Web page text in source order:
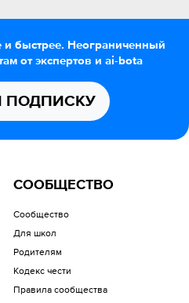
и быстрее. Неограниченный
от экспертов и ai-bota
ПОДПИСКУ
СООБЩЕСТВО
Сообщество
Для школ
Родителям
Кодекс чести
Правила сообщества